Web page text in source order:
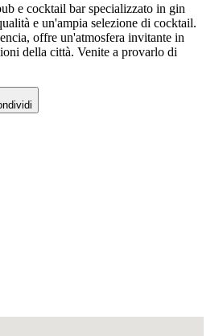
e cocktail bar specializzato in gin
e un'ampia selezione di cocktail.
offre un'atmosfera invitante in
della città. Venite a provarlo di